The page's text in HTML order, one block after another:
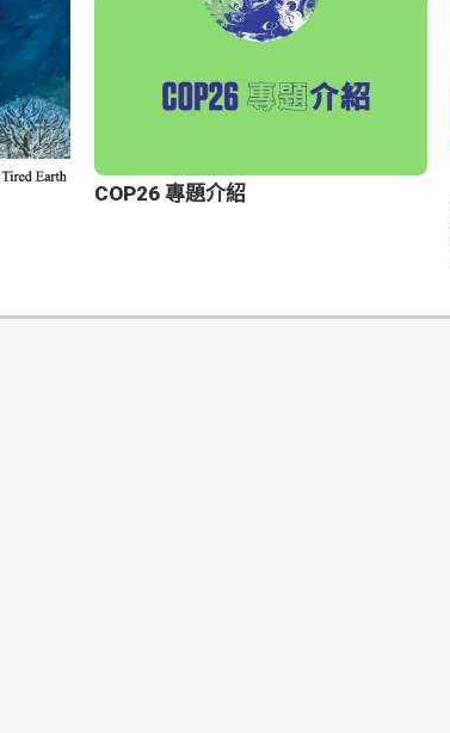
COP26 專題介紹